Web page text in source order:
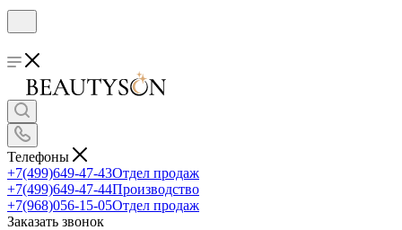
Телефоны
+7(499)649-47-43Отдел продаж
+7(499)649-47-44Производство
+7(968)056-15-05Отдел продаж
Заказать звонок